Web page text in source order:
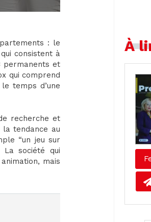
: le
consistent à
permanents et
qui comprend
temps d’une
recherche et
la tendance au
“un jeu sur
La société qui
mais
À